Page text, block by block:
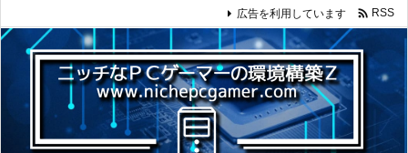
広告を利用しています  RSS